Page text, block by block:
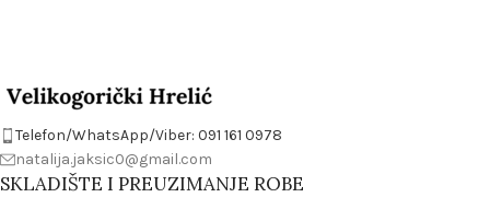
Telefon/WhatsApp/Viber: 091 161 0978
natalija.jaksic0@gmail.com
SKLADIŠTE I PREUZIMANJE ROBE